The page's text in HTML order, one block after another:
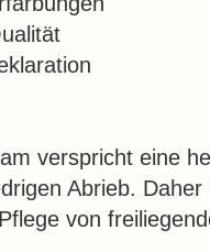
verspricht eine
Abrieb.
von